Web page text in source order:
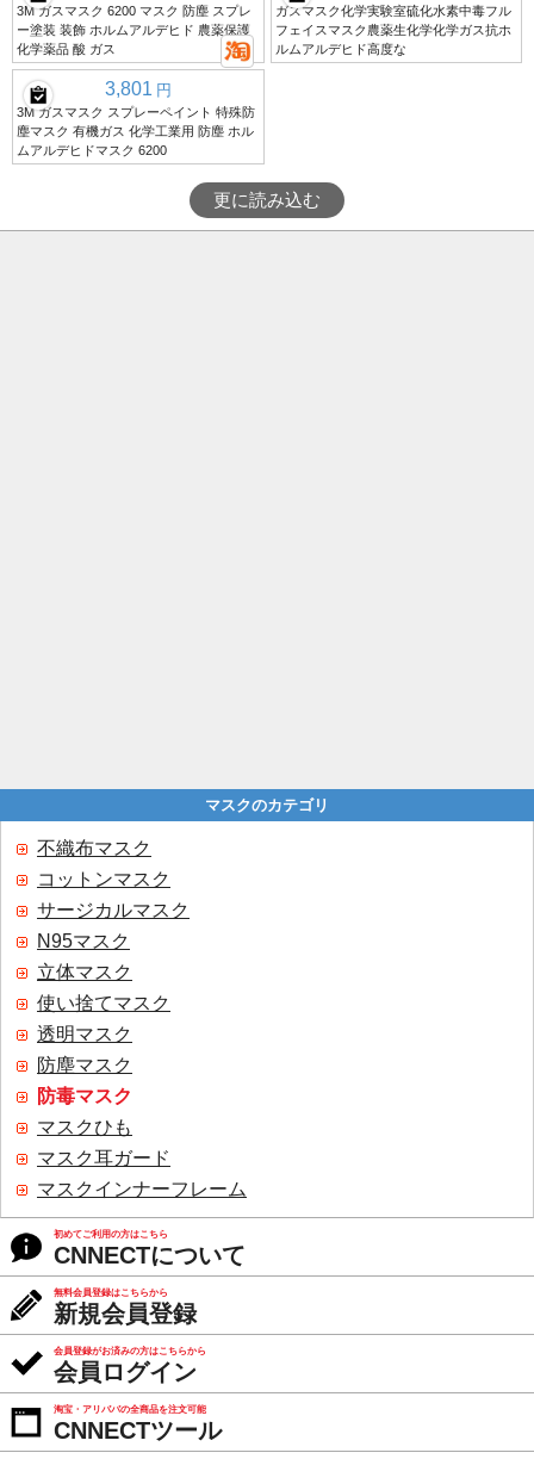
3M ガスマスク 6200 マスク 防塵 スプレ
ー塗装 装飾 ホルムアルデヒド 農薬保護
化学薬品 酸 ガス
ガスマスク化学実験室硫化水素中毒フル
フェイスマスク農薬生化学化学ガス抗ホ
ルムアルデヒド高度な
3,801 円
3M ガスマスク スプレーペイント 特殊防
塵マスク 有機ガス 化学工業用 防塵 ホル
ムアルデヒドマスク 6200
更に読み込む
マスクのカテゴリ
不織布マスク
コットンマスク
サージカルマスク
N95マスク
立体マスク
使い捨てマスク
透明マスク
防塵マスク
防毒マスク
マスクひも
マスク耳ガード
マスクインナーフレーム
初めてご利用の方はこちら
CNNECTについて
無料会員登録はこちらから
新規会員登録
会員登録がお済みの方はこちらから
会員ログイン
淘宝・アリババの全商品を注文可能
CNNECTツール